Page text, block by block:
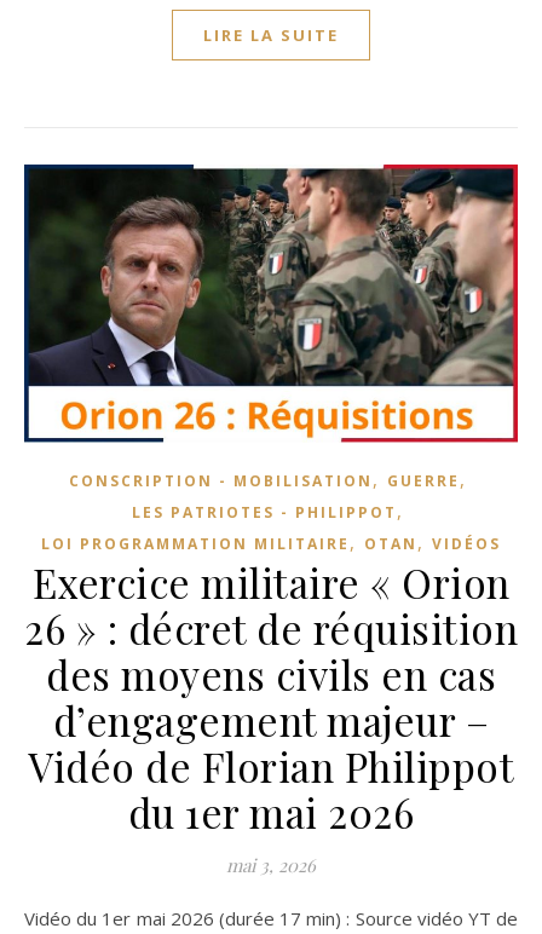
LIRE LA SUITE
CONSCRIPTION - MOBILISATION , GUERRE ,
LES PATRIOTES - PHILIPPOT ,
LOI PROGRAMMATION MILITAIRE , OTAN , VIDÉOS
Exercice militaire « Orion
26 » : décret de réquisition
des moyens civils en cas
d’engagement majeur –
Vidéo de Florian Philippot
du 1er mai 2026
mai 3, 2026
Vidéo du 1er mai 2026 (durée 17 min) : Source vidéo YT de